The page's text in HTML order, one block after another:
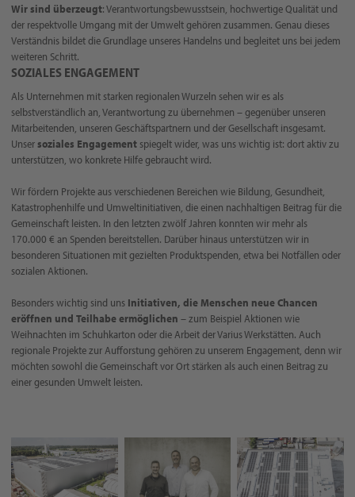
Wir sind überzeugt: Verantwortungsbewusstsein, hochwertige Qualität und
der respektvolle Umgang mit der Umwelt gehören zusammen. Genau dieses
Verständnis bildet die Grundlage unseres Handelns und begleitet uns bei jedem
weiteren Schritt.
SOZIALES ENGAGEMENT
Als Unternehmen mit starken regionalen Wurzeln sehen wir es als
selbstverständlich an, Verantwortung zu übernehmen – gegenüber unseren
Mitarbeitenden, unseren Geschäftspartnern und der Gesellschaft insgesamt.
Unsersoziales Engagement spiegelt wider, was uns wichtig ist: dort aktiv zu
unterstützen, wo konkrete Hilfe gebraucht wird.
Wir fördern Projekte aus verschiedenen Bereichen wie Bildung, Gesundheit,
Katastrophenhilfe und Umweltinitiativen, die einen nachhaltigen Beitrag für die
Gemeinschaft leisten. In den letzten zwölf Jahren konnten wir mehr als
170.000 € an Spenden bereitstellen. Darüber hinaus unterstützen wir in
besonderen Situationen mit gezielten Produktspenden, etwa bei Notfällen oder
sozialen Aktionen.
Besonders wichtig sind uns Initiativen, die Menschen neue Chancen
eröffnen und Teilhabe ermöglichen – zum Beispiel Aktionen wie
Weihnachten im Schuhkarton oder die Arbeit der Varius Werkstätten. Auch
regionale Projekte zur Aufforstung gehören zu unserem Engagement, denn wir
möchten sowohl die Gemeinschaft vor Ort stärken als auch einen Beitrag zu
einer gesunden Umwelt leisten.